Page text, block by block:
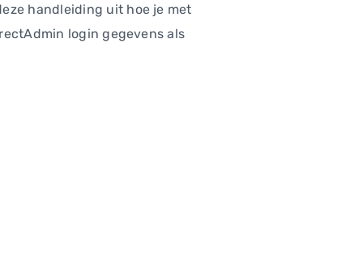
handleiding uit hoe je met
login gegevens als